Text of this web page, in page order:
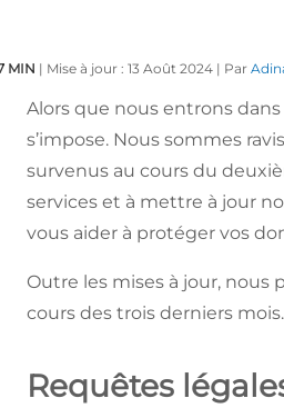
MIN | Mise à jour : 13 Août 2024 | Par
Alors que nous entrons
s’impose. Nous sommes
survenus au cours du
services et à mettre à jour
vous aider à protéger vos
Outre les mises à jour,
cours des trois derniers mois.
Requêtes